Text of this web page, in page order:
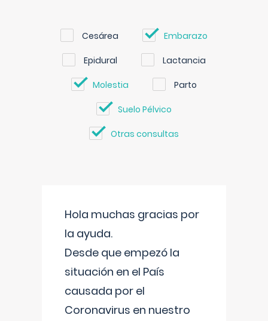
Cesárea Embarazo
Epidural Lactancia
Molestia Parto
Suelo Pélvico
Otras consultas
Hola muchas gracias por
la ayuda.
Desde que empezó la
situación en el País
causada por el
Coronavirus en nuestro